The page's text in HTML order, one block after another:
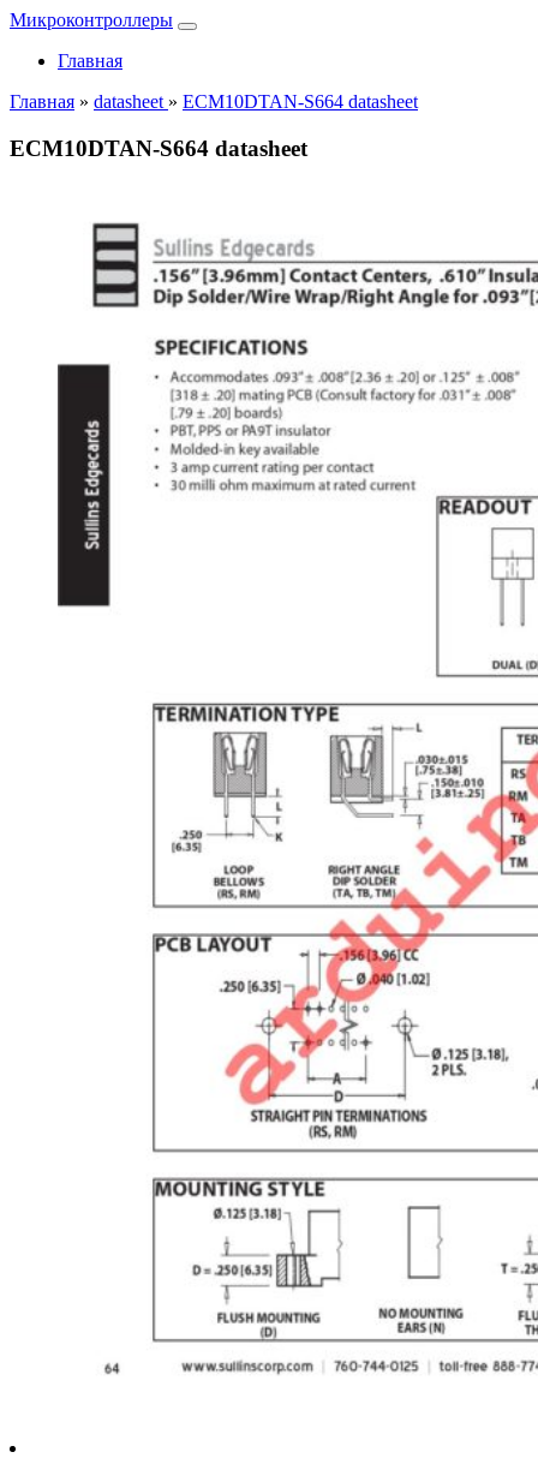
Микроконтроллеры
Главная
Главная » datasheet » ECM10DTAN-S664 datasheet
ECM10DTAN-S664 datasheet